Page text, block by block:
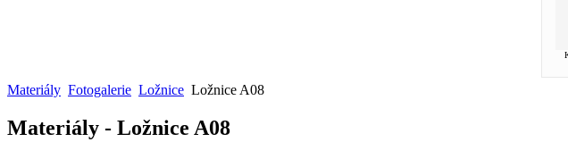
Materiály Fotogalerie Ložnice Ložnice A08
Materiály - Ložnice A08